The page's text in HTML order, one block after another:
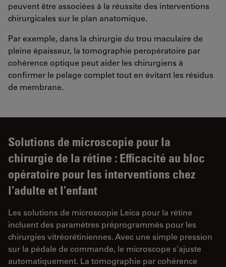
peuvent être associées à la réussite des interventions
chirurgicales sur le plan anatomique.
Par exemple, dans la chirurgie du trou maculaire de
pleine épaisseur, la tomographie peropératoire par
cohérence optique peut aider les chirurgiens à
confirmer le pelage complet tout en évitant les résidus
de membrane.
Solutions de microscopie pour la
chirurgie de la rétine : Efficacité au bloc
opératoire pour les interventions chez
l’adulte et l’enfant
Les solutions de microscopie Leica pour la rétine
incluent des paramètres préprogrammés pour les
chirurgies vitréorétiniennes. Avec une simple pression
sur la pédale de commande, le microscope s'ajuste
automatiquement. La tomographie par cohérence